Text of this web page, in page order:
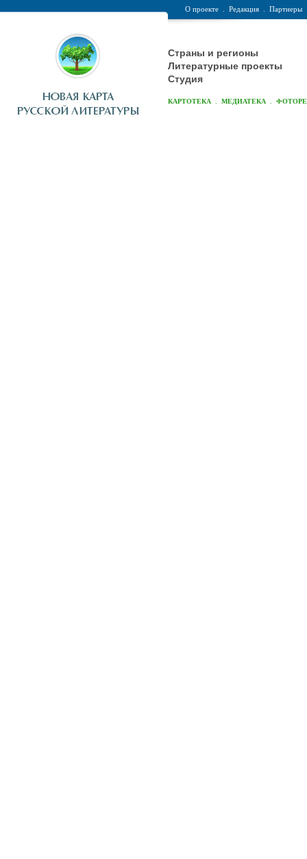
О проекте Редакция Партнеры
Страны и регионы
Литературные проекты
Студия
КАРТОТЕКА МЕДИАТЕКА